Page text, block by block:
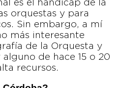
es el hándicap de la
orquestas y para
Sin embargo, a mí
más interesante
de la Orquesta y
de hace 15 o 20
recursos.